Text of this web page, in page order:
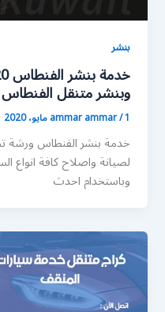
بنشر
وبنشر متنقل الفنطاس
ammar ammar/1 مايو، 2020
خدمة بنشر الفنطاس ورشة
لصيانة واصلاح كافة انواع
وباستخدام احدث